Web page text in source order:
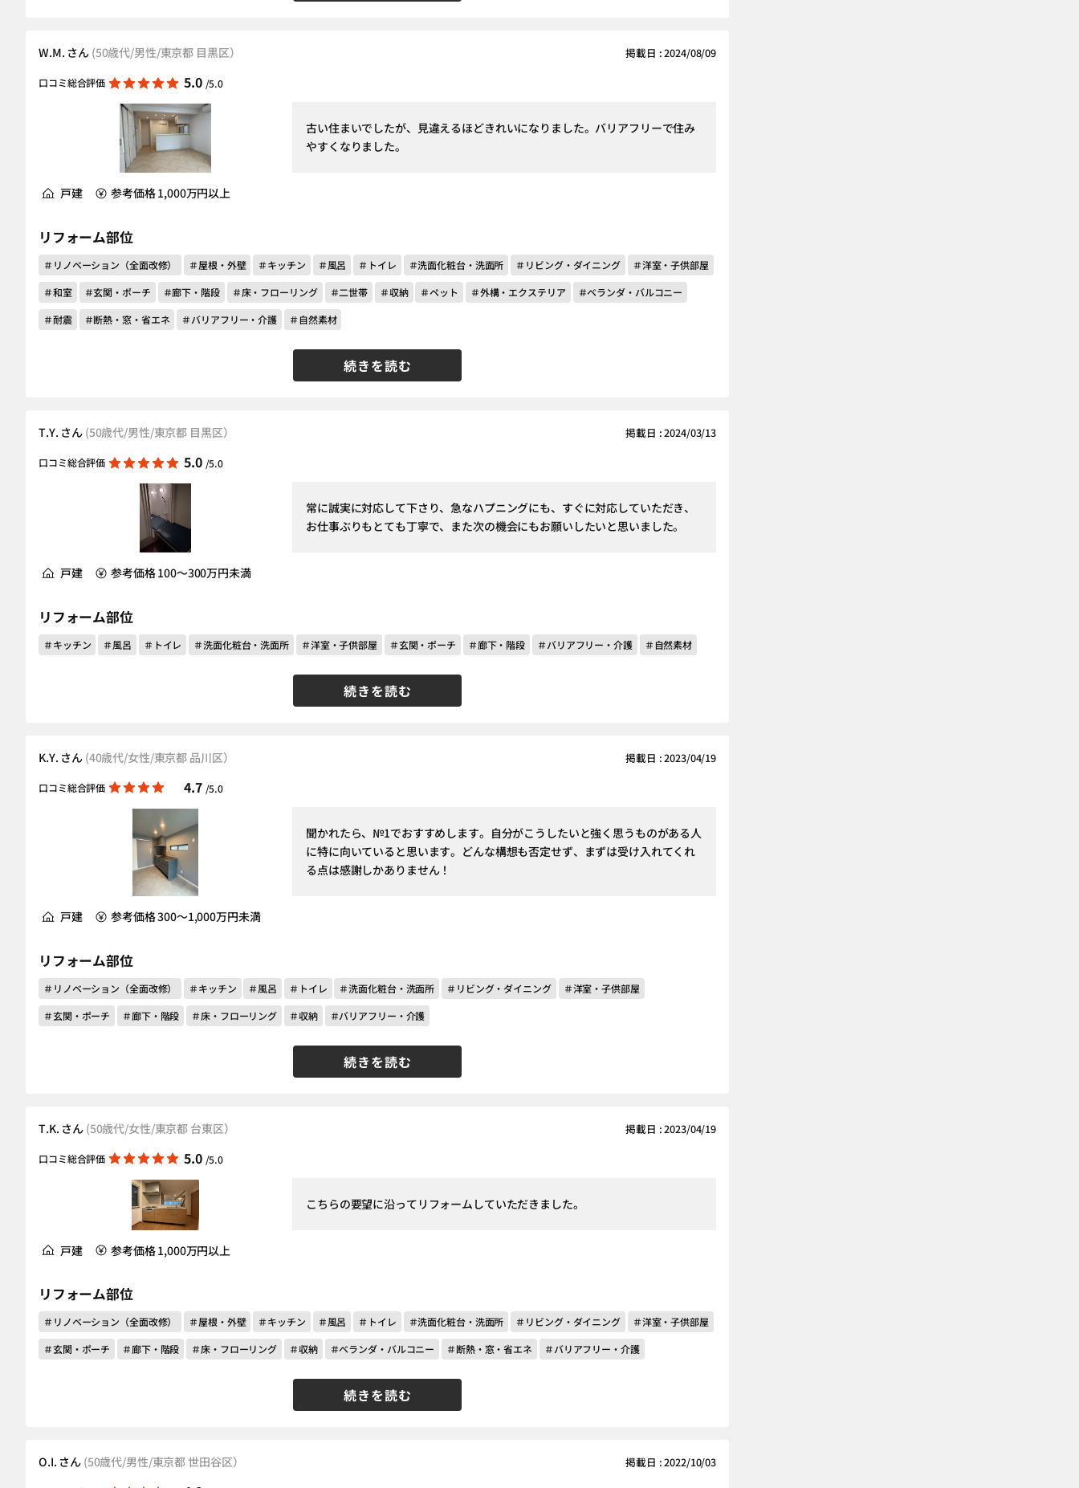
W.M. さん (50歳代/男性/東京都 目黒区） 掲載日 : 2024/08/09
口コミ総合評価 5.0 /5.0
古い住まいでしたが、見違えるほどきれいになりました。バリアフリーで住み
やすくなりました。
続きを読む
戸建 参考価格 1,000万円以上
リフォーム部位
＃リノベーション（全面改修） ＃屋根・外壁 ＃キッチン ＃風呂 ＃トイレ ＃洗面化粧台・洗面所 ＃リビング・ダイニング
＃洋室・子供部屋
＃和室
＃玄関・ポーチ ＃廊下・階段 ＃床・フローリング ＃二世帯 ＃収納 ＃ペット ＃外構・エクステリア
＃ベランダ・バルコニー
＃耐震
＃断熱・窓・省エネ ＃バリアフリー・介護 ＃自然素材
T.Y. さん (50歳代/男性/東京都 目黒区） 掲載日 : 2024/03/13
口コミ総合評価 5.0 /5.0
常に誠実に対応して下さり、急なハプニングにも、すぐに対応していただき、
お仕事ぶりもとても丁寧で、また次の機会にもお願いしたいと思いました。
続きを読む
戸建 参考価格 100～300万円未満
リフォーム部位
＃キッチン ＃風呂 ＃トイレ ＃洗面化粧台・洗面所 ＃洋室・子供部屋 ＃玄関・ポーチ ＃廊下・階段 ＃バリアフリー・介護 ＃自然素材
K.Y. さん (40歳代/女性/東京都 品川区） 掲載日 : 2023/04/19
口コミ総合評価 4.7 /5.0
聞かれたら、№1でおすすめします。自分がこうしたいと強く思うものがある人
に特に向いていると思います。どんな構想も否定せず、まずは受け入れてくれ
る点は感謝しかありません！
続きを読む
戸建 参考価格 300～1,000万円未満
リフォーム部位
＃リノベーション（全面改修） ＃キッチン ＃風呂 ＃トイレ ＃洗面化粧台・洗面所 ＃リビング・ダイニング
＃洋室・子供部屋
＃玄関・ポーチ
＃廊下・階段 ＃床・フローリング ＃収納 ＃バリアフリー・介護
T.K. さん (50歳代/女性/東京都 台東区） 掲載日 : 2023/04/19
口コミ総合評価 5.0 /5.0
こちらの要望に沿ってリフォームしていただきました。
続きを読む
戸建 参考価格 1,000万円以上
リフォーム部位
＃リノベーション（全面改修） ＃屋根・外壁 ＃キッチン ＃風呂 ＃トイレ ＃洗面化粧台・洗面所 ＃リビング・ダイニング
＃洋室・子供部屋
＃玄関・ポーチ
＃廊下・階段 ＃床・フローリング ＃収納 ＃ベランダ・バルコニー ＃断熱・窓・省エネ ＃バリアフリー・介護
O.I. さん (50歳代/男性/東京都 世田谷区） 掲載日 : 2022/10/03